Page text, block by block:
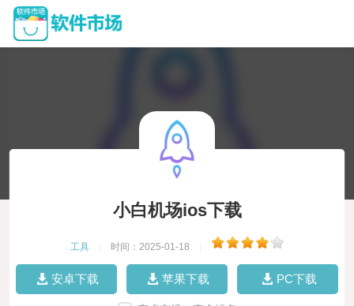
小白机场ios下载
工具 时间：2025-01-18
安卓下载 苹果下载 PC下载